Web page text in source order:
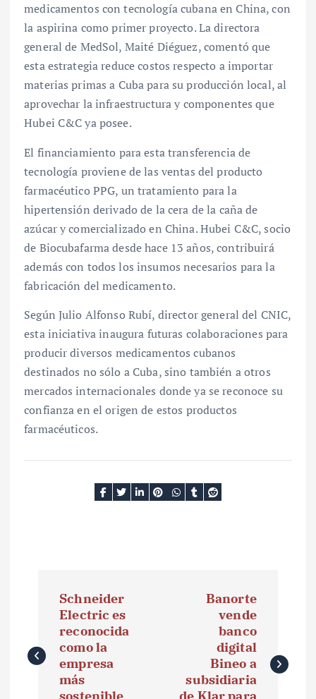
medicamentos con tecnología cubana en China, con
la aspirina como primer proyecto. La directora
general de MedSol, Maité Diéguez, comentó que
esta estrategia reduce costos respecto a importar
materias primas a Cuba para su producción local, al
aprovechar la infraestructura y componentes que
Hubei C&C ya posee.
El financiamiento para esta transferencia de
tecnología proviene de las ventas del producto
farmacéutico PPG, un tratamiento para la
hipertensión derivado de la cera de la caña de
azúcar y comercializado en China. Hubei C&C, socio
de Biocubafarma desde hace 13 años, contribuirá
además con todos los insumos necesarios para la
fabricación del medicamento.
Según Julio Alfonso Rubí, director general del CNIC,
esta iniciativa inaugura futuras colaboraciones para
producir diversos medicamentos cubanos
destinados no sólo a Cuba, sino también a otros
mercados internacionales donde ya se reconoce su
confianza en el origen de estos productos
farmacéuticos.
v
e
Schneider
Electric es
reconocida
como la
empresa
más
Banorte
vende
banco
digital
Bineo a
subsidiaria